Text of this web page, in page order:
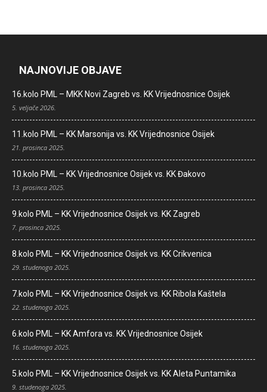
NAJNOVIJE OBJAVE
16.kolo PML – MKK Novi Zagreb vs. KK Vrijednosnice Osijek
5. veljače 2026.
11.kolo PML – KK Marsonija vs. KK Vrijednosnice Osijek
21. prosinca 2025.
10.kolo PML – KK Vrijednosnice Osijek vs. KK Đakovo
13. prosinca 2025.
9.kolo PML – KK Vrijednosnice Osijek vs. KK Zagreb
7. prosinca 2025.
8.kolo PML – KK Vrijednosnice Osijek vs. KK Crikvenica
29. studenoga 2025.
7.kolo PML – KK Vrijednosnice Osijek vs. KK Ribola Kaštela
22. studenoga 2025.
6.kolo PML – KK Amfora vs. KK Vrijednosnice Osijek
16. studenoga 2025.
5.kolo PML – KK Vrijednosnice Osijek vs. KK Aleta Puntamika
9. studenoga 2025.